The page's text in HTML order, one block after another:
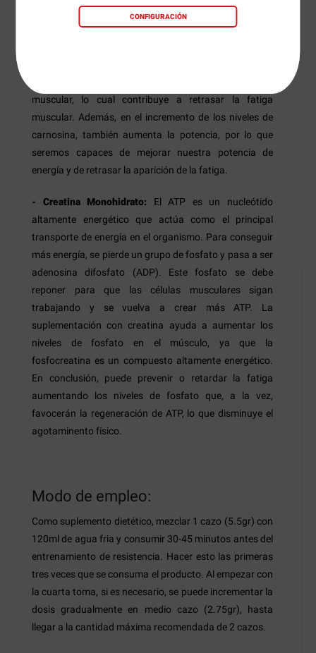
CONFIGURACIÓN
extremadamente importante que está generalmente
presente en la musculatura y que también se encuentra
muscular, lo cual contribuye a retrasar la fatiga
muscular. Además, en el incremento de los niveles de
carnosina, también aumenta la potencia, por lo que
seremos capaces de mejorar nuestra potencia de
energía y de retrasar la aparición de la fatiga.
- Creatina Monohidrato: El ATP es un nucleótido
altamente energético que actúa como el principal
transporte de energía en el organismo. Para conseguir
más energía, se pierde un grupo de fosfato y pasa a ser
adenosina difosfato (ADP). Este fosfato se debe
reponer para que las células musculares sigan
trabajando y se vuelva a crear más ATP. La
suplementación con creatina ayuda a aumentar los
niveles de fosfato en el músculo, ya que la
fosfocreatina es un compuesto altamente energético.
En conclusión, puede prevenir o retardar la fatiga
aumentando los niveles de fosfato que, a la vez,
favocerán la regeneración de ATP, lo que disminuye el
agotaminento físico.
Modo de empleo:
Como suplemento dietético, mezclar 1 cazo (5.5gr) con
120ml de agua fria y consumir 30-45 minutos antes del
entrenamiento de resistencia. Hacer esto las primeras
tres veces que se consuma el producto. Al empezar con
la cuarta toma, si es necesario, se puede incrementar la
dosis gradualmente en medio cazo (2.75gr), hasta
llegar a la cantidad máxima recomendada de 2 cazos.